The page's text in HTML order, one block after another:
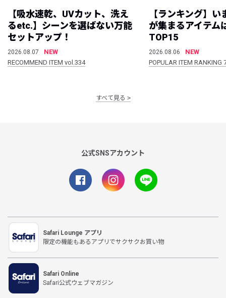
【吸水速乾、UVカット、洗え
るetc.】シーンを選ばない万能
セットアップ！
2026.08.07
NEW
RECOMMEND ITEM vol.334
【ランキング】
が集まるアイテム
TOP15
2026.08.06
NEW
POPULAR ITEM
すべて見る
公式SNSアカウント
Safari Lounge アプリ
限定の機能もあるアプリでサクサクお買い物
Safari Online
Safari公式ウェブマガジン